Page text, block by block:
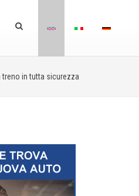
treno in tutta sicurezza